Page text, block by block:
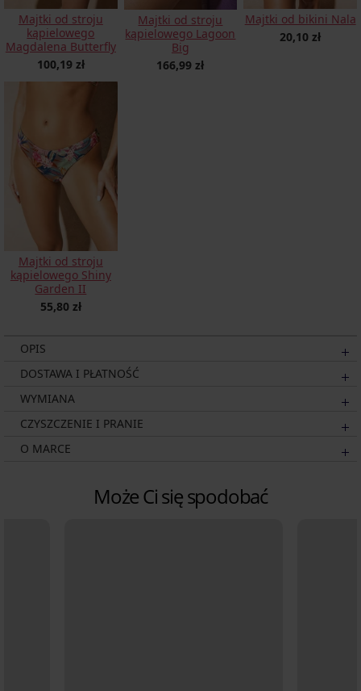
Majtki od stroju
kąpielowego
Magdalena Butterfly
100,19 zł
Majtki od stroju
kąpielowego Lagoon
Big
166,99 zł
Majtki od bikini Nala
20,10 zł
Majtki od stroju
kąpielowego Shiny
Garden II
55,80 zł
OPIS
DOSTAWA I PŁATNOŚĆ
WYMIANA
CZYSZCZENIE I PRANIE
O MARCE
Może Ci się spodobać